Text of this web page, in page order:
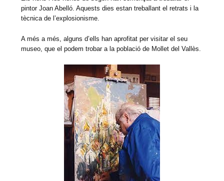
pintor Joan Abelló. Aquests dies estan treballant el retrats i la
tècnica de l’explosionisme.
A més a més, alguns d’ells han aprofitat per visitar el seu
museo, que el podem trobar a la població de Mollet del Vallès.